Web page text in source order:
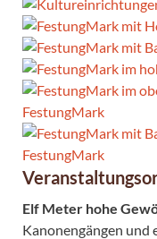
Elf Meter hohe
Kanonengängen und